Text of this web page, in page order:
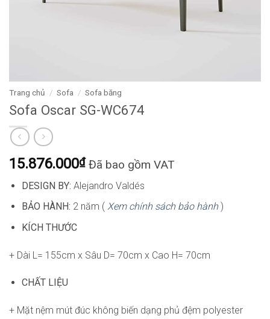
Trang chủ / Sofa / Sofa băng
Sofa Oscar SG-WC674
15.876.000₫ Đã bao gồm VAT
DESIGN BY: Alejandro Valdés
BẢO HÀNH: 2 năm ( Xem chính sách bảo hành)
KÍCH THƯỚC
+ Dài L= 155cm x Sâu D= 70cm x Cao H= 70cm
CHẤT LIỆU
+ Mặt nệm mút đúc không biến dạng phủ đệm polyester